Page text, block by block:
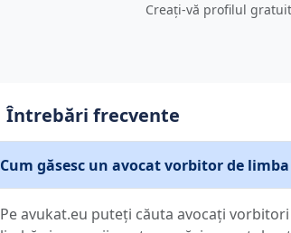
Creați-vă profilul
Întrebări frecvente
Cum găsesc un avocat vorbitor de
Pe avukat.eu puteți căuta avocați